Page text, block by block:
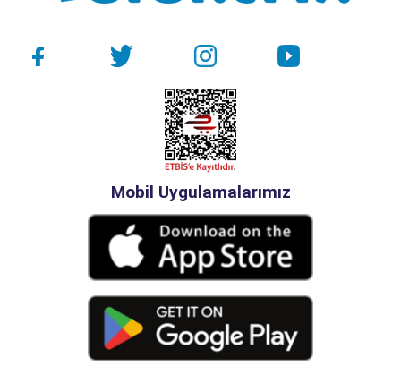
Mobil Uygulamalarımız